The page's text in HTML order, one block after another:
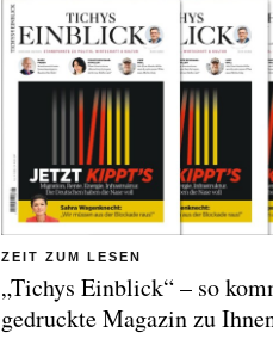
ZEIT ZUM LESEN
„Tichys Einblick“ – so
gedruckte Magazin zu